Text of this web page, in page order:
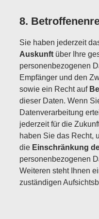
8.
Sie haben jederzeit
Auskunft über Ihre
personenbezogenen
Empfänger und den
sowie ein Recht auf
dieser Daten. Wenn
Datenverarbeitung
jederzeit für die
haben Sie das Recht,
die Einschränkung
personenbezogenen
Weiteren steht Ihnen
zuständigen